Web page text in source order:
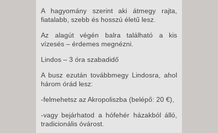
A hagyomány szerint aki átmegy rajta,
fiatalabb, szebb és hosszú életű lesz.
Az alagút végén balra található a kis
vízesés – érdemes megnézni.
Lindos – 3 óra szabadidő
A busz ezután továbbmegy Lindosra, ahol
három órád lesz:
-felmehetsz az Akropoliszba (belépő: 20 €),
-vagy bejárhatod a hófehér házakból álló,
tradicionális óvárost.